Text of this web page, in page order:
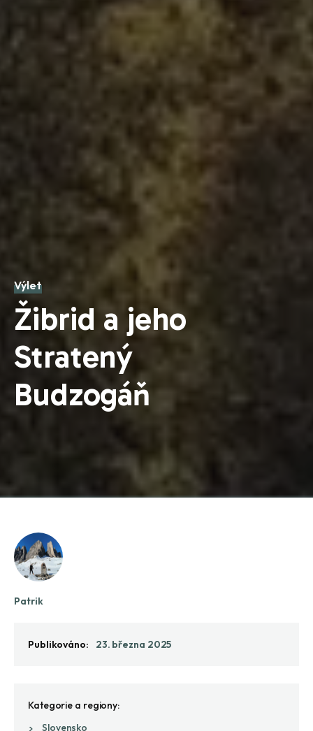
Výlet
Žibrid a jeho
Stratený
Budzogáň
Patrik
Publikováno: 23. března 2025
Kategorie a regiony:
Slovensko